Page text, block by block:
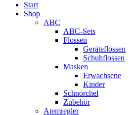
Start
Shop
ABC
ABC-Sets
Flossen
Geräteflossen
Schuhflossen
Masken
Erwachsene
Kinder
Schnorchel
Zubehör
Atemregler